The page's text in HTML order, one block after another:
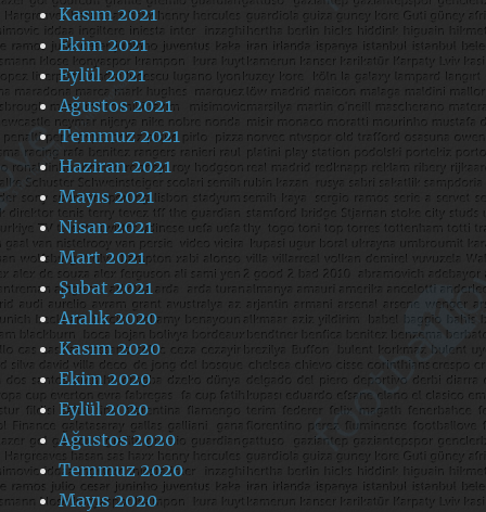
Kasım 2021
Ekim 2021
Eylül 2021
Ağustos 2021
Temmuz 2021
Haziran 2021
Mayıs 2021
Nisan 2021
Mart 2021
Şubat 2021
Aralık 2020
Kasım 2020
Ekim 2020
Eylül 2020
Ağustos 2020
Temmuz 2020
Mayıs 2020